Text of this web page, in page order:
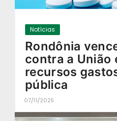
Notícias
Rondônia
contra a União
recursos
pública
07/11/2025